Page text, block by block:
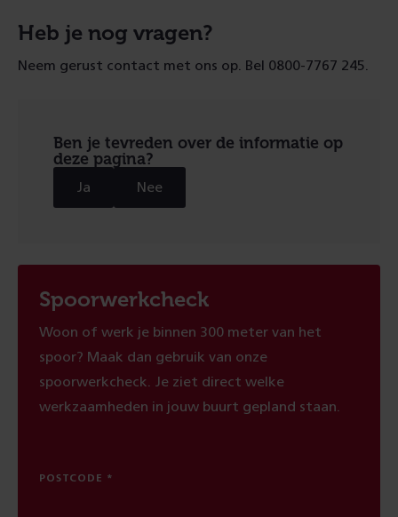
Heb je nog vragen?
Neem gerust contact met ons op. Bel 0800-7767 245.
Ben je tevreden over de informatie op
deze pagina?
Ja Nee
Spoorwerkcheck
Woon of werk je binnen 300 meter van het
spoor? Maak dan gebruik van onze
spoorwerkcheck. Je ziet direct welke
werkzaamheden in jouw buurt gepland staan.
POSTCODE